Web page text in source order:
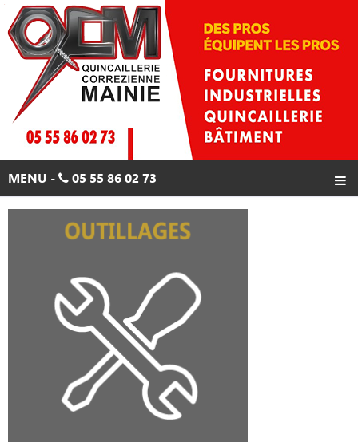
Skip
to
content
MENU - 05 55 86 02 73
ACCUEIL
PROMOTIONS
CONTACTS
05 55 86 02 73